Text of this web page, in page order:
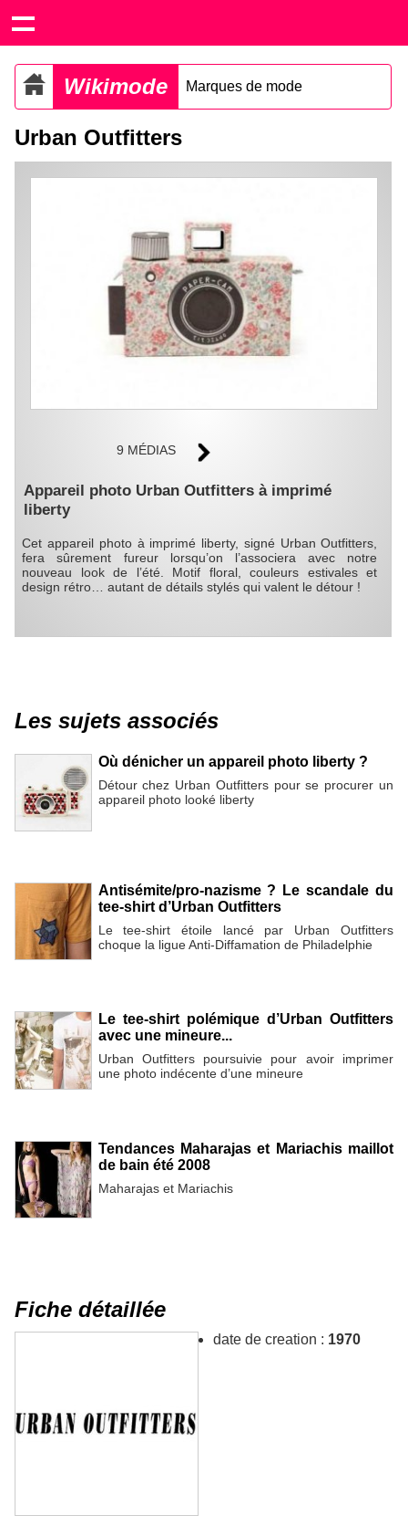
Wikimode Marques de mode
Urban Outfitters
9 MÉDIAS
Appareil photo Urban Outfitters à imprimé
liberty
Cet appareil photo à imprimé liberty, signé Urban Outfitters,
fera sûrement fureur lorsqu’on l’associera avec notre
nouveau look de l’été. Motif floral, couleurs estivales et
design rétro… autant de détails stylés qui valent le détour !
Les sujets associés
Où dénicher un appareil photo liberty ?
Détour chez Urban Outfitters pour se procurer un
appareil photo looké liberty
Antisémite/pro-nazisme ? Le scandale du
tee-shirt d’Urban Outfitters
Le tee-shirt étoile lancé par Urban Outfitters
choque la ligue Anti-Diffamation de Philadelphie
Le tee-shirt polémique d’Urban Outfitters
avec une mineure...
Urban Outfitters poursuivie pour avoir imprimer
une photo indécente d’une mineure
Tendances Maharajas et Mariachis maillot
de bain été 2008
Maharajas et Mariachis
Fiche détaillée
date de creation : 1970